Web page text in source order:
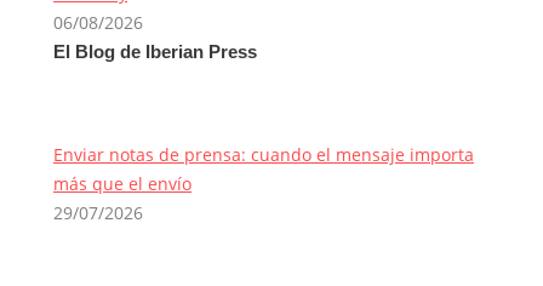
06/08/2026
El Blog de Iberian Press
Enviar notas de prensa: cuando el mensaje importa
más que el envío
29/07/2026